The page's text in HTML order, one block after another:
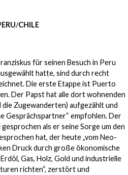
/CHILE
für seinen Besuch in Peru
hatte, sind durch recht
Die erste Etappe ist Puerto
Der Papst hat alle dort wohnenden
Zugewanderten) aufgezählt und
Gesprächspartner“ empfohlen. Der
als er seine Sorge um den
hat, der heute „vom Neo-
Druck durch große ökonomische
Gas, Holz, Gold und industrielle
richten“, zerstört und